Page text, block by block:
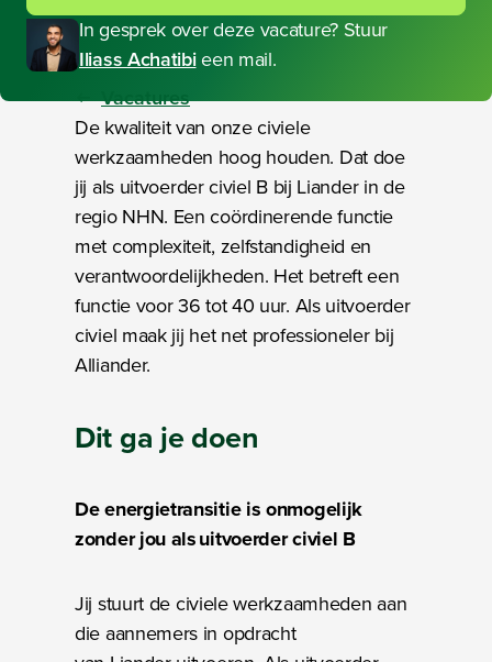
In gesprek over deze vacature? Stuur
Iliass Achatibieen mail.
Vacatures
De kwaliteit van onze civiele
werkzaamheden hoog houden. Dat doe
jij als uitvoerder civiel B bij Liander in de
regio NHN. Een coördinerende functie
met complexiteit, zelfstandigheid en
verantwoordelijkheden. Het betreft een
functie voor 36 tot 40 uur. Als uitvoerder
civiel maak jij het net professioneler bij
Alliander.
Dit ga je doen
De energietransitie is onmogelijk
zonder jou als uitvoerder civiel B
Jij stuurt de civiele werkzaamheden aan
die aannemers in opdracht